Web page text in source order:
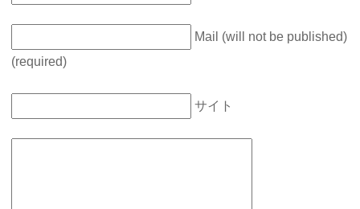
Mail (will not be published)
(required)
サイト